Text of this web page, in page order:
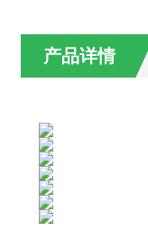
产品详情